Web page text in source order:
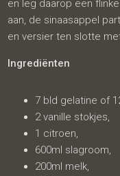
en leg daarop een
aan, de sinaasappel
en versier ten slotte
Ingrediënten
7 bld gelatine of
2 vanille stokjes,
1 citroen,
600ml slagroom,
200ml melk,